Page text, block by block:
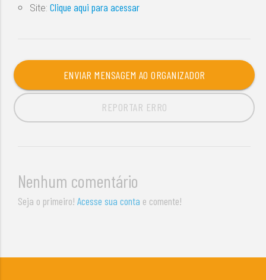
Site:Clique aqui para acessar
ENVIAR MENSAGEM AO ORGANIZADOR
REPORTAR ERRO
Nenhum comentário
Seja o primeiro!Acesse sua conta e comente!